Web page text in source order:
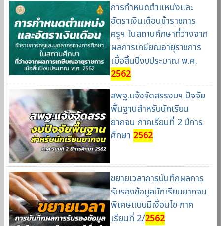
การกำหนดตำแหน่งและ
อัตราเงินเดือนข้าราชการ
ครูฯ ในสถานศึกษาที่ว่างจาก
ผลการเกษียณอายุราชการ
เมื่อสิ้นปีงบประมาณ พ.ศ.
2562
สพฐ.แจ้งจัดสรรงบฯ ปัจจัย
พื้นฐานสำหรับนักเรียน
ยากจน ภาคเรียนที่ 2 ปีการ
ศึกษา 2562
ขยายเวลาการบันทึกผลการ
รับรองข้อมูลนักเรียนยากจน
พิเศษแบบมีเงื่อนไข ภาค
เรียนที่ 2/2562